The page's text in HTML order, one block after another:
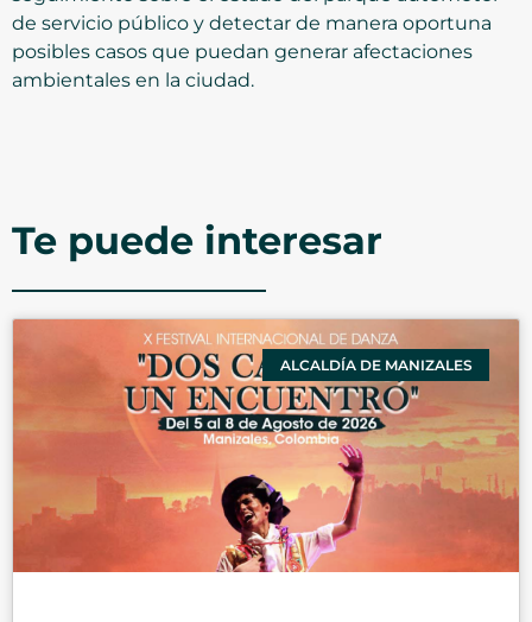
de servicio público y detectar de manera oportuna
posibles casos que puedan generar afectaciones
ambientales en la ciudad.
Te puede interesar
ALCALDÍA DE MANIZALES